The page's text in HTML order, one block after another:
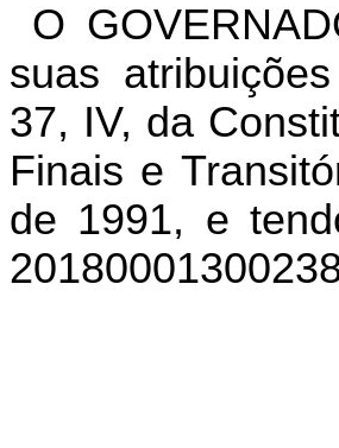
O
suas
37, IV, da
Finais e
de 1991, e